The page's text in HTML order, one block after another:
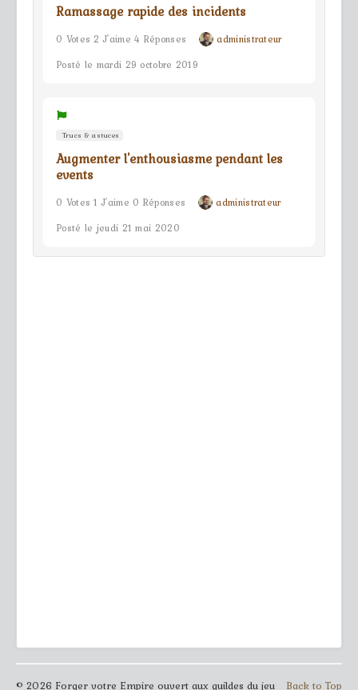
Ramassage rapide des incidents
0 Votes 2 J'aime 4 Réponses
administrateur
Posté le mardi 29 octobre 2019
Trucs & astuces
Augmenter l'enthousiasme pendant les
events
0 Votes 1 J'aime 0 Réponses
administrateur
Posté le jeudi 21 mai 2020
Back to Top
© 2026 Forger votre Empire ouvert aux guildes du jeu